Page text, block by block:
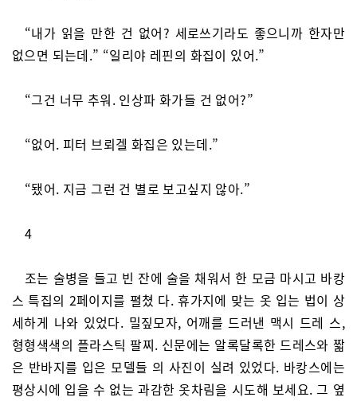
“내가 읽을 만한 건 없어? 세로쓰기라도 좋으니까 한자만
없으면 되는데.” “일리야 레핀의 화집이 있어.”
“그건 너무 추워. 인상파 화가들 건 없어?”
“없어. 피터 브뢰겔 화집은 있는데.”
“됐어. 지금 그런 건 별로 보고싶지 않아.”
4
조는 술병을 들고 빈 잔에 술을 채워서 한 모금 마시고 바캉
스 특집의 2페이지를 펼쳤 다. 휴가지에 맞는 옷 입는 법이 상
세하게 나와 있었다. 밀짚모자, 어깨를 드러낸 맥시 드레 스,
형형색색의 플라스틱 팔찌. 신문에는 알록달록한 드레스와 짧
은 반바지를 입은 모델들 의 사진이 실려 있었다. 바캉스에는
평상시에 입을 수 없는 과감한 옷차림을 시도해 보세요. 그 옆